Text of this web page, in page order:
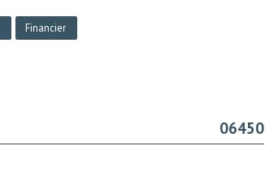
Financier
06450